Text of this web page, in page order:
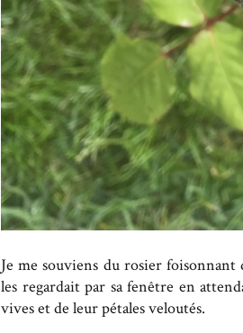
Je me souviens du rosier
les regardait par sa fenêtre en
vives et de leur pétales veloutés.